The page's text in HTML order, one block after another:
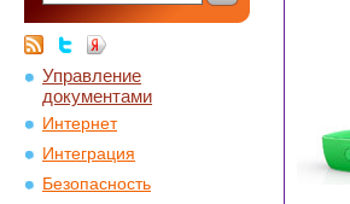
Управление
документами
Интернет
Интеграция
Безопасность